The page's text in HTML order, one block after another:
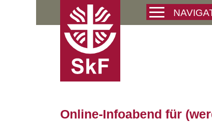
Online-Infoabend für